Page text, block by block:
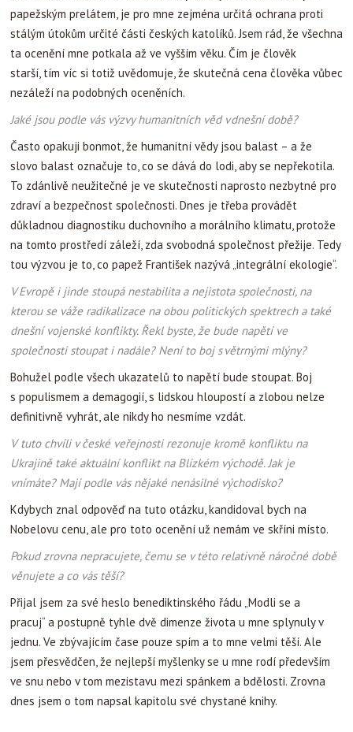
papežským prelátem, je pro mne zejména určitá ochrana proti
stálým útokům určité části českých katolíků. Jsem rád, že všechna
ta ocenění mne potkala až ve vyšším věku. Čím je člověk
starší, tím víc si totiž uvědomuje, že skutečná cena člověka vůbec
nezáleží na podobných oceněních.
Jaké jsou podle vás výzvy humanitních věd v dnešní době?
Často opakuji bonmot, že humanitní vědy jsou balast – a že
slovo balast označuje to, co se dává do lodi, aby se nepřekotila.
To zdánlivě neužitečné je ve skutečnosti naprosto nezbytné pro
zdraví a bezpečnost společnosti. Dnes je třeba provádět
důkladnou diagnostiku duchovního a morálního klimatu, protože
na tomto prostředí záleží, zda svobodná společnost přežije. Tedy
tou výzvou je to, co papež František nazývá „integrální ekologie“.
V Evropě i jinde stoupá nestabilita a nejistota společnosti, na
kterou se váže radikalizace na obou politických spektrech a také
dnešní vojenské konflikty. Řekl byste, že bude napětí ve
společnosti stoupat i nadále? Není to boj s větrnými mlýny?
Bohužel podle všech ukazatelů to napětí bude stoupat. Boj
s populismem a demagogií, s lidskou hloupostí a zlobou nelze
definitivně vyhrát, ale nikdy ho nesmíme vzdát.
V tuto chvíli v české veřejnosti rezonuje kromě konfliktu na
Ukrajině také aktuální konflikt na Blízkém východě. Jak je
vnímáte? Mají podle vás nějaké nenásilné východisko?
Kdybych znal odpověď na tuto otázku, kandidoval bych na
Nobelovu cenu, ale pro toto ocenění už nemám ve skříni místo.
Pokud zrovna nepracujete, čemu se v této relativně náročné době
věnujete a co vás těší?
Přijal jsem za své heslo benediktinského řádu „Modli se a
pracuj“ a postupně tyhle dvě dimenze života u mne splynuly v
jednu. Ve zbývajícím čase pouze spím a to mne velmi těší. Ale
jsem přesvědčen, že nejlepší myšlenky se u mne rodí především
ve snu nebo v tom mezistavu mezi spánkem a bdělosti. Zrovna
dnes jsem o tom napsal kapitolu své chystané knihy.